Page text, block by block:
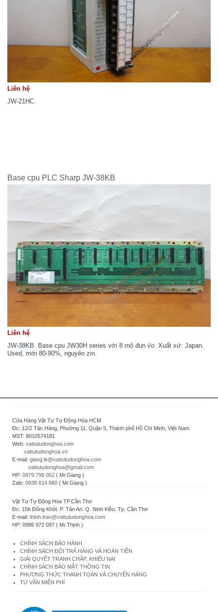
Liên hệ
JW-21HC.
Base cpu PLC Sharp JW-38KB
Liên hệ
JW-38KB. Base cpu JW30H series với 8 mô đun i/o. Xuất xứ: Japan.
Used, mới 80-90%, nguyên zin.
Cửa Hàng Vật Tư Tự Động Hóa HCM
Đc: 12/2 Tân Hàng, Phường 11, Quận 5, Thành phố Hồ Chí Minh, Việt Nam
MST: 8010574181
Web: vattutudonghoa.com
vattutudonghoa.vn
E-mail: giang.le@vattutudonghoa.com
vattutudonghoa@gmail.com
HP: 0979 798 052 ( Mr.Giang )
Zalo: 0938 614 680 ( Mr.Giang )
Vật Tư Tự Động Hóa TP.Cần Thơ
Đc: 15b Đồng Khởi. P. Tân An. Q. Ninh Kiều. Tp. Cần Thơ
E-mail: thinh.tran@vattutudonghoa.com
HP: 0986 972 097 ( Mr.Thịnh )
CHÍNH SÁCH BẢO HÀNH
CHÍNH SÁCH ĐỔI TRẢ HÀNG VÀ HOÀN TIỀN
GIẢI QUYẾT TRANH CHẤP, KHIẾU NẠI
CHÍNH SÁCH BẢO MẬT THÔNG TIN
PHƯƠNG THỨC THANH TOÁN VÀ CHUYỂN HÀNG
TƯ VẤN MIỄN PHÍ